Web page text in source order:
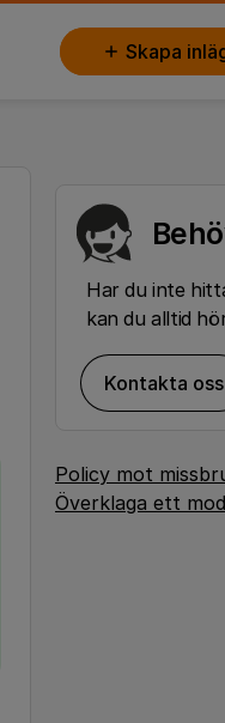
Skapa
Har du inte
kan du alltid
Kontakta oss
Policy mot
Överklaga ett